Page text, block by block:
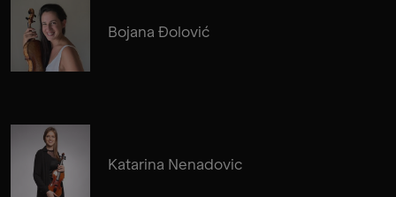
Bojana Đolović
Katarina Nenadovic